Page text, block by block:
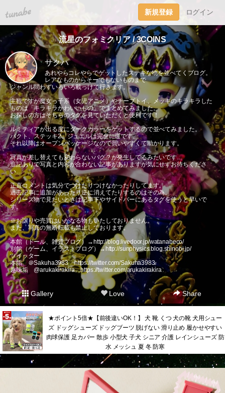
tuna.be 新規登録 ログイン
流星のフォミクリア / 3COINS
サクハ
あれやらコレやらでゲットしたステキな物を並べてくブログ。
レアなものからそーでもないものまで
ジャンル問わずいろいろ載っけて行きます。
主観ですが魔女っ子系（女児アニメ）やチープトイ、メッキのキラキラした
ものは「キラキラかわいいもの」でまとめてみました。
お探しの方はそちらのタグを見ていただくと便利です！
ルミティアが出る度にダークカラーをゲットするので並べてみました。
パクト、ステッキ2、ジュエルは完全に運です。
それ以降はオープンパッケージなので買いやすくて助かります。
写真が差し替えても変わらないバグ？が発生してるみたいです…
追記ありで写真と内容が合わない記事がありますが気にせずお待ちくださ
い…
正直コメントは気分でつけたりつけなかったりしてます。
過去記事に追加があったり逆に消えてたりするのはその為。
シリーズ物で見たいときは記事下やサイドバーにあるタグを使うと早いで
す。
※お譲りや売買はいかなる物もいたしておりません。
また、写真の無断転載も禁止しております。
本館（ドール、雑貨ブログ）→ http://blog.livedoor.jp/watanabeco/
別館（ゲーム、イラストブログ）→ http://sunphysics.blog.shinobi.jp/
ツイッター
本垢 ＠Sakuha3983https://twitter.com/Sakuha3983
趣味垢 @arukakirakirahttps://twitter.com/arukakirakira
Gallery Love Share
★ポイント5倍★【前後違いOK！】 犬 靴 くつ 犬の靴 犬用シュー
ズ ドッグシューズ ドッグブーツ 脱げない 滑り止め 履かせやすい
肉球保護 足カバー 散歩 小型犬 子犬 シニア 介護 レインシューズ 防
水 メッシュ 夏 冬 防寒